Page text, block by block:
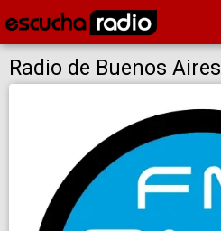
Radio de Buenos Aires